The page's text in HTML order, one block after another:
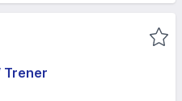
Trener